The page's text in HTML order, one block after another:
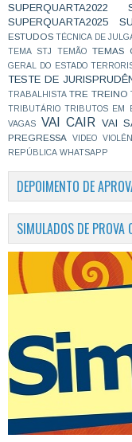
SUPERQUARTA2022
SUPERQUARTA2025
ESTUDOS TÉCNICA DE
TEMA STJ TEMÃO TEMAS
GERAL DO ESTADO
TESTE DE
TRABALHISTA TRE TREINO
TRIBUTÁRIO TRIBUTOS EM
VAGAS
VAI CAIR VAI
PREGRESSA
VIDEO
REPÚBLICA WHATSAPP
DEPOIMENTO DE
SIMULADOS DE PROVA